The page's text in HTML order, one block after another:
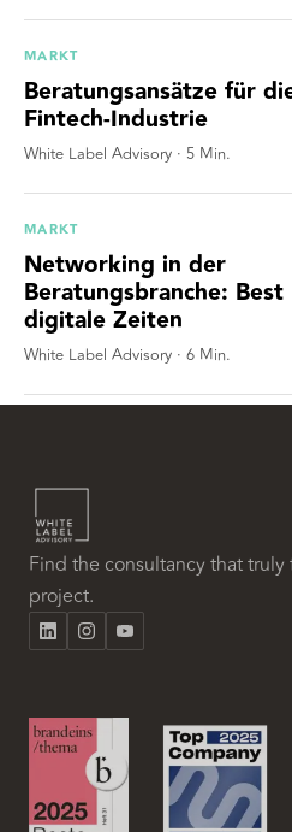
MARKT
Beratungsansätze für
Fintech-Industrie
White Label Advisory · 5 Min.
MARKT
Networking in der
Beratungsbranche:
digitale Zeiten
White Label Advisory · 6 Min.
Find the consultancy that truly
project.